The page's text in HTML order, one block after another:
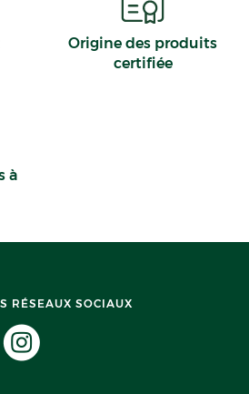
Origine des produits
certifiée
à
RÉSEAUX SOCIAUX